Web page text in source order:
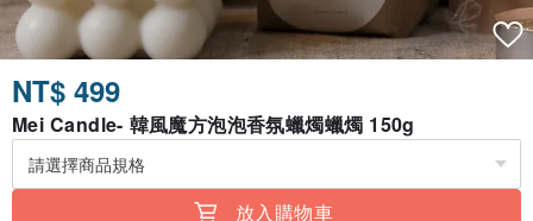
NT$ 499
Mei Candle- 韓風魔方泡泡香氛蠟燭蠟燭 150g
放入購物車